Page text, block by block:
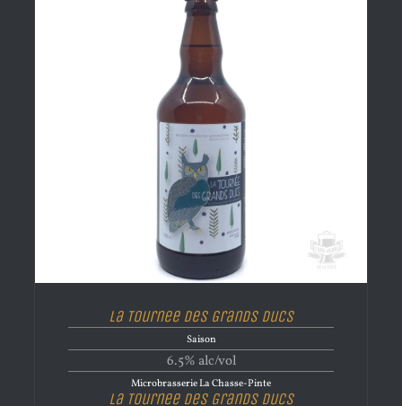
La Tournee Des Grands Ducs
Saison
6.5% alc/vol
Microbrasserie La Chasse-Pinte
La Tournee Des Grands Ducs